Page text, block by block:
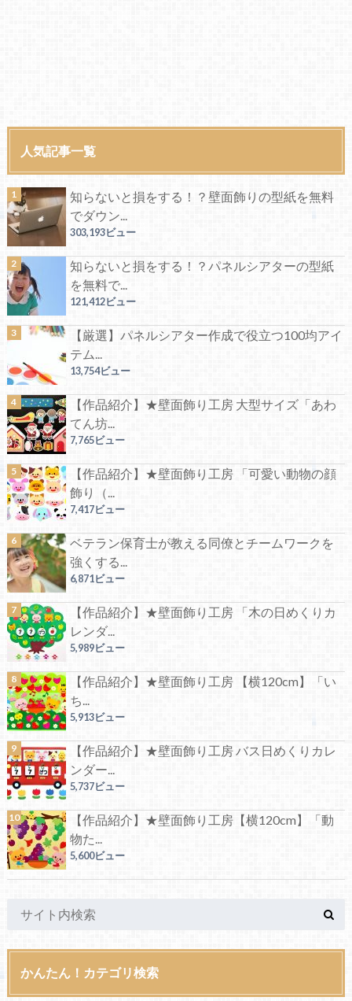
人気記事一覧
知らないと損をする！？壁面飾りの型紙を無料
でダウン...
303,193ビュー
知らないと損をする！？パネルシアターの型紙
を無料で...
121,412ビュー
【厳選】パネルシアター作成で役立つ100均アイ
テム...
13,754ビュー
【作品紹介】★壁面飾り工房 大型サイズ「あわ
てん坊...
7,765ビュー
【作品紹介】★壁面飾り工房 「可愛い動物の顔
飾り（...
7,417ビュー
ベテラン保育士が教える同僚とチームワークを
強くする...
6,871ビュー
【作品紹介】★壁面飾り工房 「木の日めくりカ
レンダ...
5,989ビュー
【作品紹介】★壁面飾り工房 【横120cm】「い
ち...
5,913ビュー
【作品紹介】★壁面飾り工房 バス日めくりカレ
ンダー...
5,737ビュー
【作品紹介】★壁面飾り工房【横120cm】「動
物た...
5,600ビュー
かんたん！カテゴリ検索